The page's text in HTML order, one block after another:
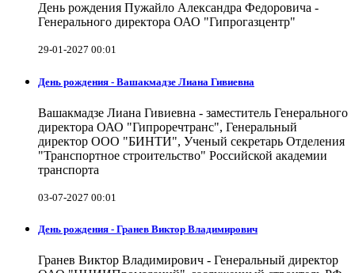
День рождения Пужайло Александра Федоровича -
Генерального директора ОАО "Гипрогазцентр"
29-01-2027 00:01
День рождения - Вашакмадзе Лиана Гивиевна
Вашакмадзе Лиана Гивиевна - заместитель Генерального
директора ОАО "Гипроречтранс", Генеральный
директор ООО "БИНТИ", Ученый секретарь Отделения
"Транспортное строительство" Российской академии
транспорта
03-07-2027 00:01
День рождения - Гранев Виктор Владимирович
Гранев Виктор Владимирович - Генеральный директор